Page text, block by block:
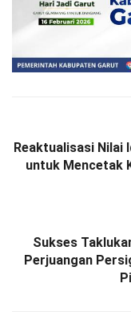
Reaktualisasi Nilai
untuk Mencetak
Sukses
Perjuangan